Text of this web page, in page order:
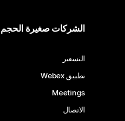
الشركات صغيرة الحجم
التسعير
تطبيق Webex
Meetings
الاتصال